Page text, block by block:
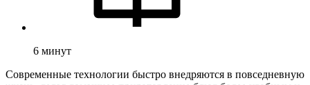
6 минут
Современные технологии быстро внедряются в повседневную